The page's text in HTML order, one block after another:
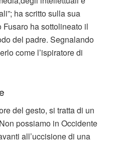
ha scritto sulla sua
ha sottolineato il
del padre. Segnalando
come l’ispiratore di
del gesto, si tratta di un
possiamo in Occidente
all’uccisione di una